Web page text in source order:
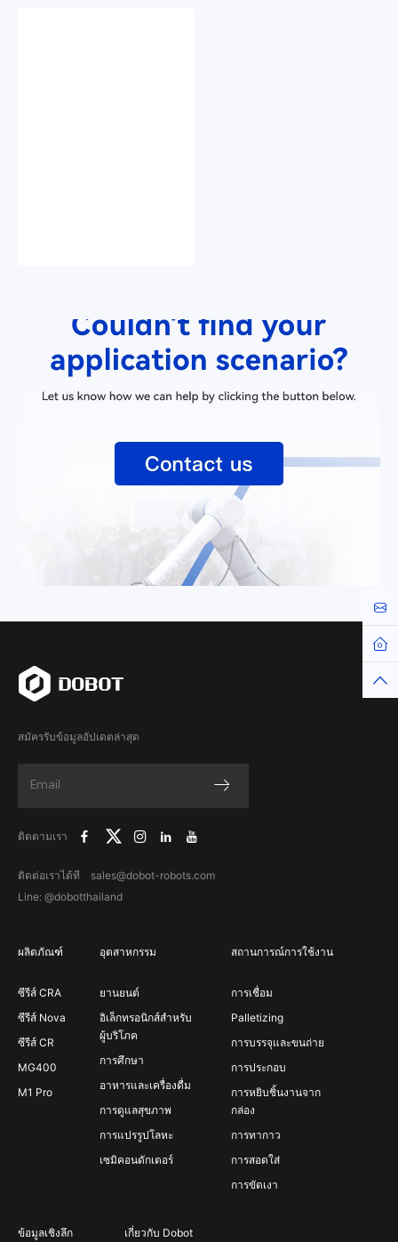
สมัครรับข้อมูลอัปเดตล่าสุด
ติดตามเรา
ติดต่อเราได้ที sales@dobot-robots.com
Line: @dobotthailand
ผลิตภัณฑ์
ซีรีส์ CRA
ซีรีส์ Nova
ซีรีส์ CR
MG400
M1 Pro
อุตสาหกรรม
ยานยนต์
อิเล็กทรอนิกส์สำหรับ
ผู้บริโภค
การศึกษา
อาหารและเครื่องดื่ม
การดูแลสุขภาพ
การแปรรูปโลหะ
เซมิคอนดักเตอร์
สถานการณ์การใช้งาน
การเชื่อม
Palletizing
การบรรจุและขนถ่าย
การประกอบ
การหยิบชิ้นงานจาก
กล่อง
การทากาว
การสอดใส่
การขัดเงา
ข้อมูลเชิงลึก เกี่ยวกับ Dobot
Top